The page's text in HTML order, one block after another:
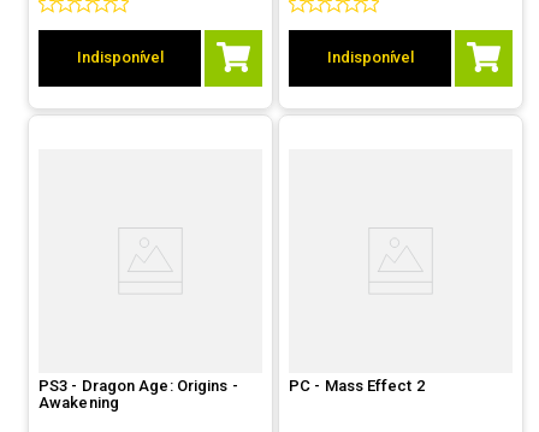
Indisponível Indisponível
PS3 - Dragon Age: Origins -
Awakening
PC - Mass Effect 2